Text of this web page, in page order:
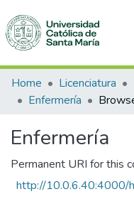
Communities &
All of DSpace
Home Licenciatura
Enfermería
Enfermería
Permanent URI for this
http://